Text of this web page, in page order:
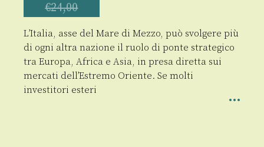
€24,00
L’Italia, asse del Mare di Mezzo, può svolgere più
di ogni altra nazione il ruolo di ponte strategico
tra Europa, Africa e Asia, in presa diretta sui
mercati dell’Estremo Oriente. Se molti
investitori esteri